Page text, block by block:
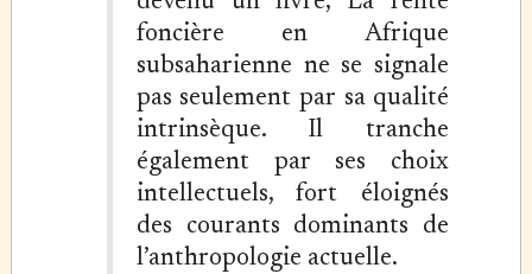
foncière en Afrique
subsaharienne ne se signale
pas seulement par sa qualité
intrinsèque. Il tranche
également par ses choix
intellectuels, fort éloignés
des courants dominants de
l’anthropologie actuelle.